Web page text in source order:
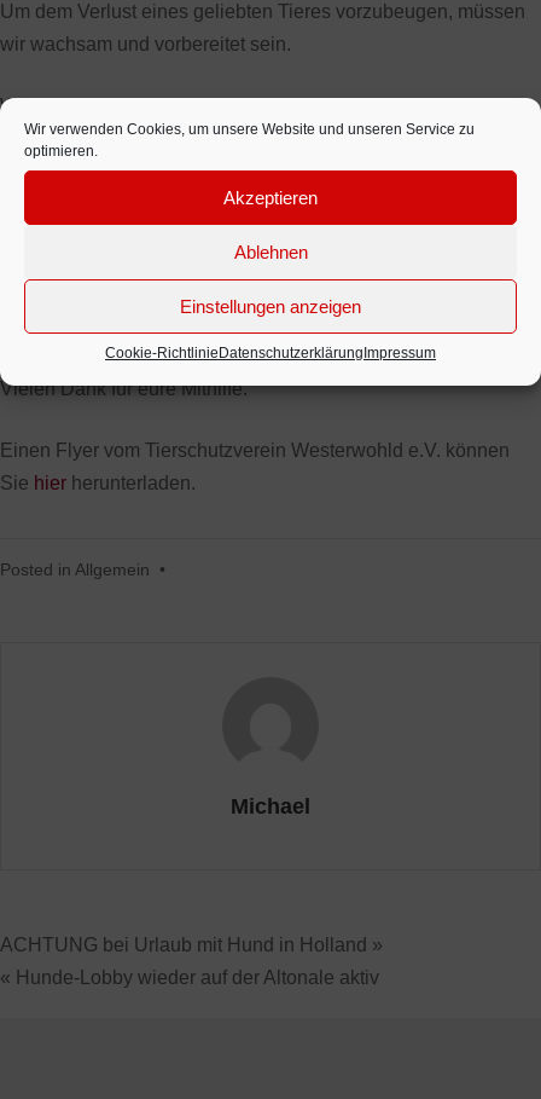
Wir verwenden Cookies, um unsere Website und unseren Service zu
optimieren.
Akzeptieren
Ablehnen
Einstellungen anzeigen
Cookie-Richtlinie Datenschutzerklärung Impressum
Um dem Verlust eines geliebten Tieres vorzubeugen, müssen
wir wachsam und vorbereitet sein.
Weitere Infos unter:
www.verschwundene-haustiere.de
www.haustierdiebstahl-in-deutschland.de
Interessierte sind herzlich willkommen.
Vielen Dank für eure Mithilfe.
Einen Flyer vom Tierschutzverein Westerwohld e.V. können
Sie hier herunterladen.
Posted in Allgemein •
Michael
ACHTUNG bei Urlaub mit Hund in Holland »
« Hunde-Lobby wieder auf der Altonale aktiv